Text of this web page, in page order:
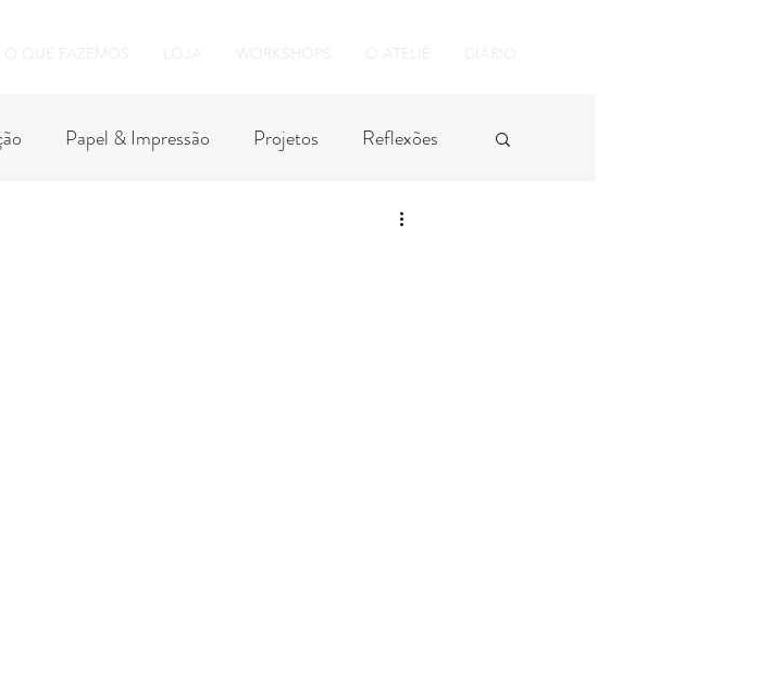
O QUE FAZEMOS WORKSHOPS DIÁRIO
Papel & Impressão Projetos Reflexões